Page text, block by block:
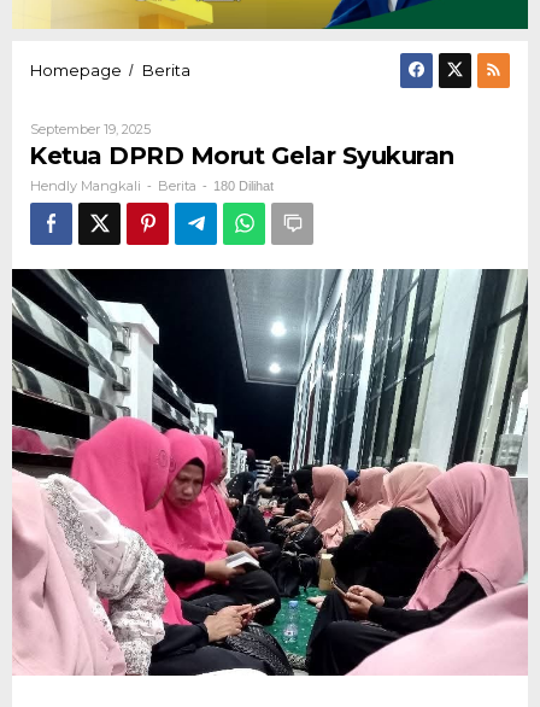
Homepage / Berita
Syukuran
September 19, 2025Oleh
Hendly
Mangkali
Ketua DPRD Morut Gelar Syukuran
Hendly Mangkali - Berita - 180 Dilihat